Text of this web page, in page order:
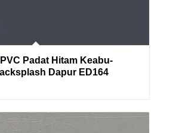
Padat Hitam Keabu-
Dapur ED164